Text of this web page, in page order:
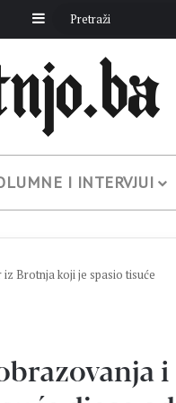
Sidebar
I INTERVJUI
Brotnja koji je spasio tisuće
i